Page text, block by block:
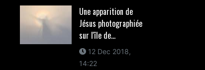
Une apparition de
Jésus photographiée
sur l'île de...
12 Dec 2018,
14:22